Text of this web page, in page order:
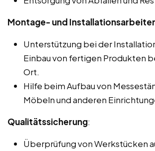
Montage- und
Unterstützung bei der
Einbau von fertigen Produkten
Ort.
Hilfe beim Aufbau von
Möbeln und anderen
Qualitätssicherung:
Überprüfung von Werkstücken